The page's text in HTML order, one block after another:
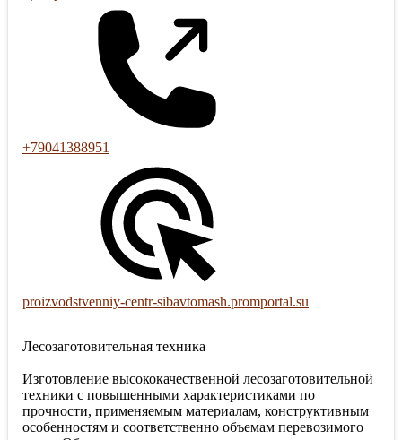
+79041388951
proizvodstvenniy-centr-sibavtomash.promportal.su
Лесозаготовительная техника
Изготовление высококачественной лесозаготовительной
техники с повышенными характеристиками по
прочности, применяемым материалам, конструктивным
особенностям и соответственно объемам перевозимого